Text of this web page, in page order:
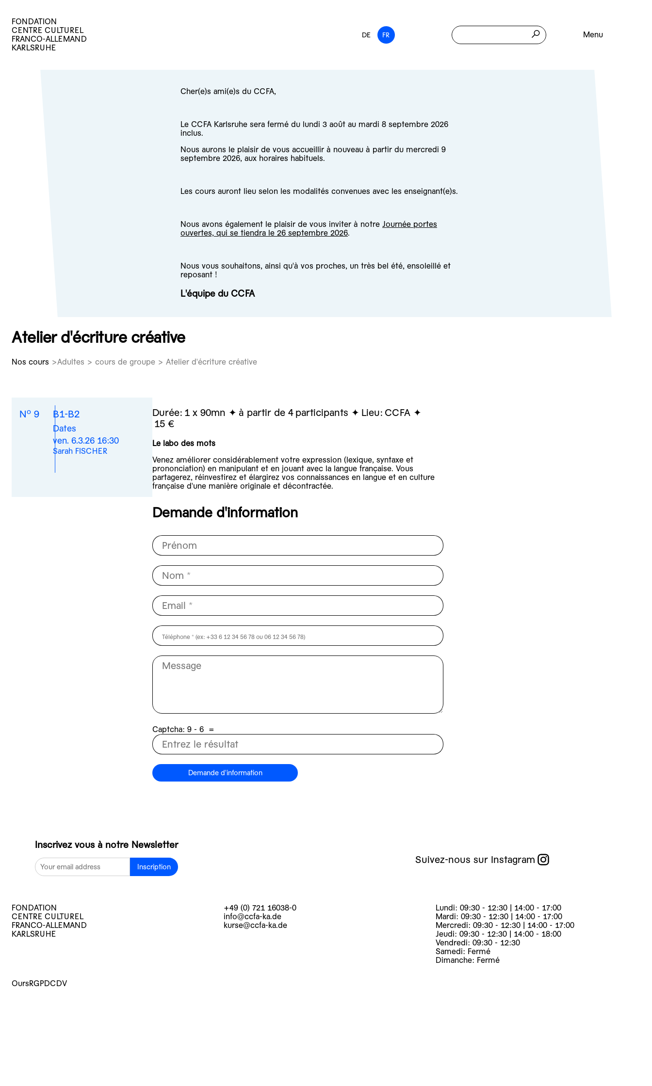
FONDATION
CENTRE CULTUREL
FRANCO-ALLEMAND
KARLSRUHE
DE FR Menu
Cher(e)s ami(e)s du CCFA,
Le CCFA Karlsruhe sera fermé du lundi 3 août au mardi 8 septembre 2026
inclus.
Nous aurons le plaisir de vous accueillir à nouveau à partir du mercredi 9
septembre 2026, aux horaires habituels.
Les cours auront lieu selon les modalités convenues avec les enseignant(e)s.
Nous avons également le plaisir de vous inviter à notre Journée portes
ouvertes, qui se tiendra le 26 septembre 2026.
Nous vous souhaitons, ainsi qu'à vos proches, un très bel été, ensoleillé et
reposant !
L'équipe du CCFA
Atelier d'écriture créative
Nos cours Adultes > cours de groupe > Atelier d'écriture créative
No 9 B1-B2
Dates
ven. 6.3.26 16:30
Sarah FISCHER
Durée: 1 x 90mn à partir de 4 participants Lieu: CCFA
15 €
Le labo des mots
Venez améliorer considérablement votre expression (lexique, syntaxe et
prononciation) en manipulant et en jouant avec la langue française. Vous
partagerez, réinvestirez et élargirez vos connaissances en langue et en culture
française d'une manière originale et décontractée.
Demande d'information
Captcha: 6 - 9 =
Demande d'information
Inscrivez vous à notre Newsletter
Inscription
Suivez-nous sur Instagram
FONDATION
CENTRE CULTUREL
FRANCO-ALLEMAND
KARLSRUHE
+49 (0) 721 16038-0
info@ccfa-ka.de
kurse@ccfa-ka.de
Lundi: 09:30 - 12:30 | 14:00 - 17:00
Mardi: 09:30 - 12:30 | 14:00 - 17:00
Mercredi: 09:30 - 12:30 | 14:00 - 17:00
Jeudi: 09:30 - 12:30 | 14:00 - 18:00
Vendredi: 09:30 - 12:30
Samedi: Fermé
Dimanche: Fermé
OursRGPDCDV